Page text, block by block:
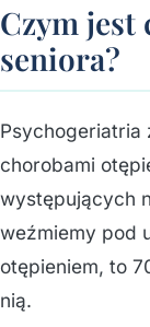
Czym jest
seniora?
Psychogeriatria
chorobami
występujących
weźmiemy pod
otępieniem, to
nią.